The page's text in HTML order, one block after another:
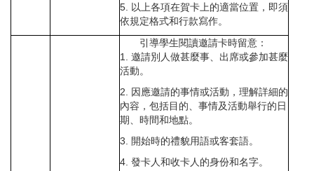
5. 以上各項在賀卡上的適當位置，即須
依規定格式和行款寫作。
引導學生閱讀邀請卡時留意：
1. 邀請別人做甚麼事、出席或參加甚麼
活動。
2. 因應邀請的事情或活動，理解詳細的
內容，包括目的、事情及活動舉行的日
期、時間和地點。
3. 開始時的禮貌用語或客套語。
4. 發卡人和收卡人的身份和名字。